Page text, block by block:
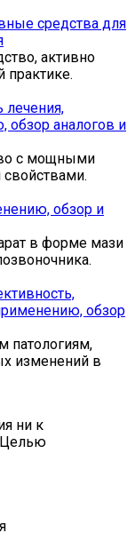
средства для
активно
практике.
лечения,
обзор аналогов и
с мощными
обзор и
в форме мази
обзор
патологиям,
изменений в
ни к
Целью